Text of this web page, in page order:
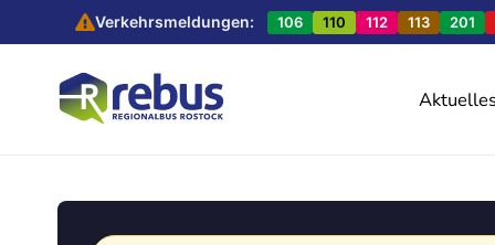
Verkehrsmeldungen: 106 110 112 113 201